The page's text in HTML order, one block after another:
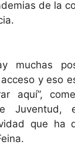
de la
muchas
y eso
aquí”,
Juventud,
que ha